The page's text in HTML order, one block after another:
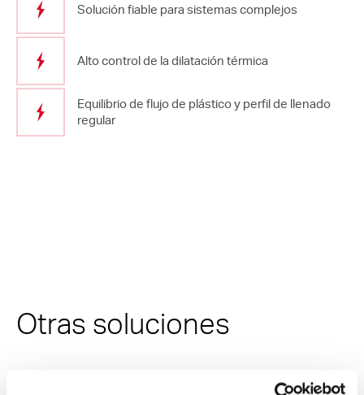
Solución fiable para sistemas complejos
Alto control de la dilatación térmica
Equilibrio de flujo de plástico y perfil de llenado
regular
Otras soluciones